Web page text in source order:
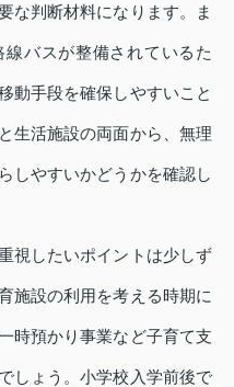
な判断材料になります。ま
バスが整備されているた
動手段を確保しやすいこと
生活施設の両面から、無理
しやすいかどうかを確認し
視したいポイントは少しず
施設の利用を考える時期に
時預かり事業など子育て支
しょう。小学校入学前後で